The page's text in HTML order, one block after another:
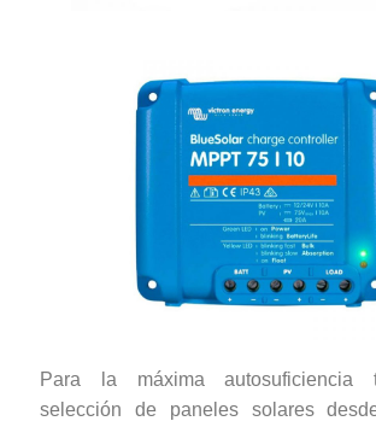
Para la máxima autosuficiencia
selección de paneles solares